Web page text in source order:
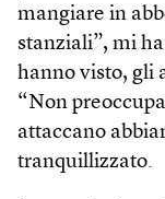
mangiare in
stanziali”, mi
hanno visto, gli
“Non
attaccano
tranquillizzato.